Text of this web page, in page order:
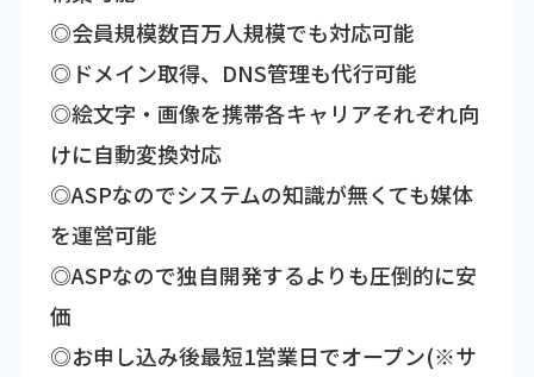
◎会員規模数百万人規模でも対応可能
◎ドメイン取得、DNS管理も代行可能
◎絵文字・画像を携帯各キャリアそれぞれ向
けに自動変換対応
◎ASPなのでシステムの知識が無くても媒体
を運営可能
◎ASPなので独自開発するよりも圧倒的に安
価
◎お申し込み後最短1営業日でオープン(※サ